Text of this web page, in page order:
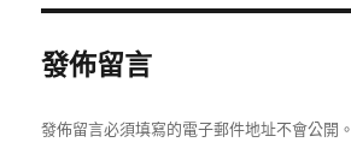
發佈留言
發佈留言必須填寫的電子郵件地址不會公開。